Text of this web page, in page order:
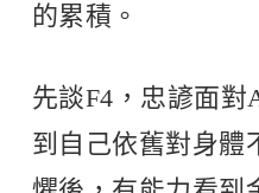
的累積。
先談F4，忠諺面
到自己依舊對身體